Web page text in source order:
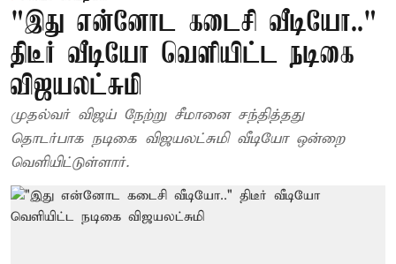
"இது என்னோட கடைசி வீடியோ.."
திடீர் வீடியோ வெளியிட்ட நடிகை
விஜயலட்சுமி
முதல்வர் விஜய் நேற்று சீமானை சந்தித்தது
தொடர்பாக நடிகை விஜயலட்சுமி வீடியோ ஒன்றை
வெளியிட்டுள்ளார்.